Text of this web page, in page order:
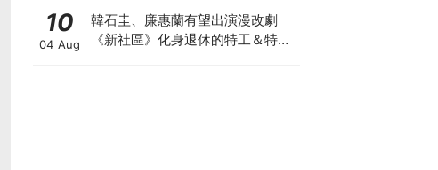
10
04 Aug
韓石圭、廉惠蘭有望出演漫改劇
《新社區》化身退休的特工＆特種